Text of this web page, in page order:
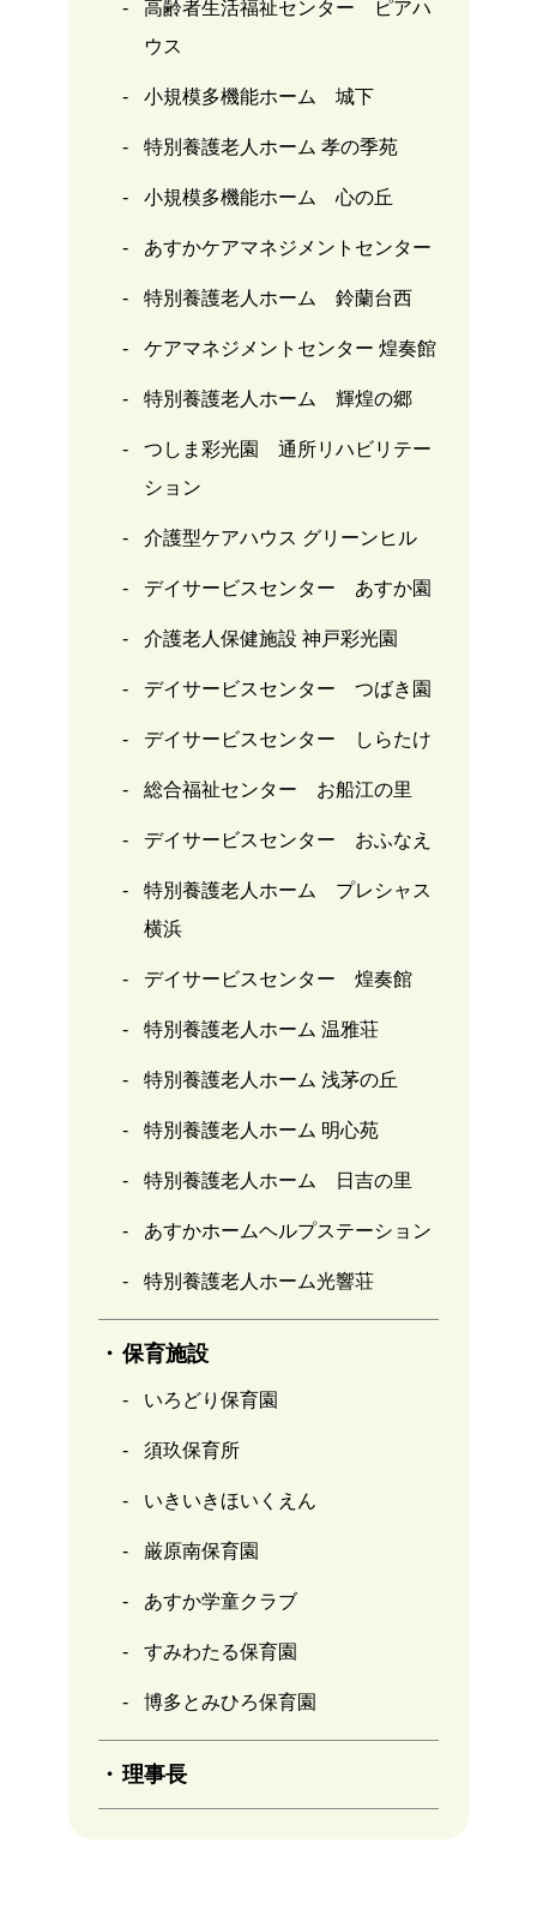
高齢者生活福祉センター ピアハ
ウス
小規模多機能ホーム 城下
特別養護老人ホーム 孝の季苑
小規模多機能ホーム 心の丘
あすかケアマネジメントセンター
特別養護老人ホーム 鈴蘭台西
ケアマネジメントセンター 煌奏館
特別養護老人ホーム 輝煌の郷
つしま彩光園 通所リハビリテー
ション
介護型ケアハウス グリーンヒル
デイサービスセンター あすか園
介護老人保健施設 神戸彩光園
デイサービスセンター つばき園
デイサービスセンター しらたけ
総合福祉センター お船江の里
デイサービスセンター おふなえ
特別養護老人ホーム プレシャス
横浜
デイサービスセンター 煌奏館
特別養護老人ホーム 温雅荘
特別養護老人ホーム 浅茅の丘
特別養護老人ホーム 明心苑
特別養護老人ホーム 日吉の里
あすかホームヘルプステーション
特別養護老人ホーム光響荘
保育施設
いろどり保育園
須玖保育所
いきいきほいくえん
厳原南保育園
あすか学童クラブ
すみわたる保育園
博多とみひろ保育園
理事長